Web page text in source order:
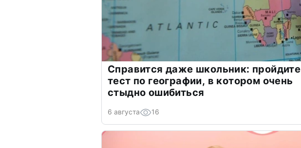
Справится даже школьник: пройдите
тест по географии, в котором очень
стыдно ошибиться
6 августа 16